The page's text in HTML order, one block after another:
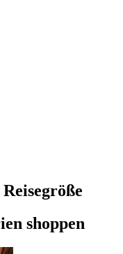
shoppen